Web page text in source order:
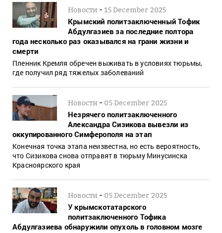
Новости -15 December 2025
Крымский политзаключенный Тофик
Абдулгазиев за последние полтора
года несколько раз оказывался на грани жизни и
смерти
Пленник Кремля обречен выживать в условиях тюрьмы,
где получил ряд тяжелых заболеваний
Новости - 05 December 2025
Незрячего политзаключенного
Александра Сизикова вывезли из
оккупированного Симферополя на этап
Конечная точка этапа неизвестна, но есть вероятность,
что Сизикова снова отправят в тюрьму Минусинска
Красноярского края
Новости - 05 December 2025
У крымскотатарского
политзаключенного Тофика
Абдулгазиева обнаружили опухоль в головном мозге